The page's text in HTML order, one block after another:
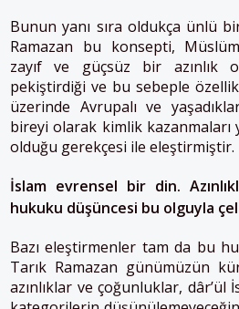
Bunun yanı sıra oldukça ünlü
Ramazan bu konsepti,
zayıf ve güçsüz bir azınlık
pekiştirdiği ve bu sebeple
üzerinde Avrupalı ve
bireyi olarak kimlik kazanmaları
olduğu gerekçesi ile eleştirmiştir.
İslam evrensel bir din.
hukuku düşüncesi bu olguyla
Bazı eleştirmenler tam da bu
Tarık Ramazan günümüzün
azınlıklar ve çoğunluklar, dâr’ül